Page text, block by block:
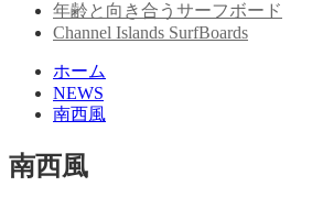
年齢と向き合うサーフボード
Channel Islands SurfBoards
ホーム
NEWS
南西風
南西風